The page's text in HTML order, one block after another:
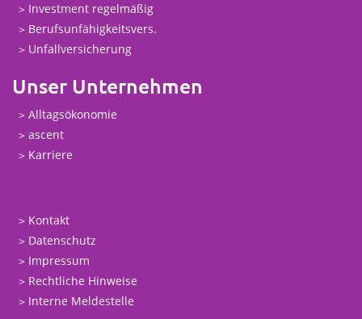
Investment regelmäßig
Berufsunfähigkeitsvers.
Unfallversicherung
Unser Unternehmen
Alltagsökonomie
ascent
Karriere
Kontakt
Datenschutz
Impressum
Rechtliche Hinweise
Interne Meldestelle